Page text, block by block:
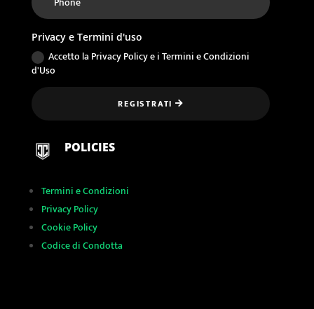
Privacy e Termini d'uso
Accetto la Privacy Policy e i Termini e Condizioni
d'Uso
REGISTRATI
POLICIES
Termini e Condizioni
Privacy Policy
Cookie Policy
Codice di Condotta